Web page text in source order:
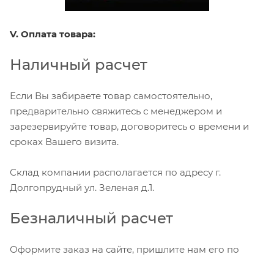
V. Оплата товара:
Наличный расчет
Если Вы забираете товар самостоятельно,
предварительно свяжитесь с менеджером и
зарезервируйте товар, договоритесь о времени и
сроках Вашего визита.
Склад компании располагается по адресу г.
Долгопрудный ул. Зеленая д.1.
Безналичный расчет
Оформите заказ на сайте, пришлите нам его по